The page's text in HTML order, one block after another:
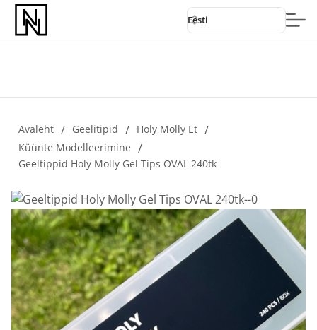
Eesti
Avaleht / Geelitipid / Holy Molly Et /
Küünte Modelleerimine /
Geeltippid Holy Molly Gel Tips OVAL 240tk